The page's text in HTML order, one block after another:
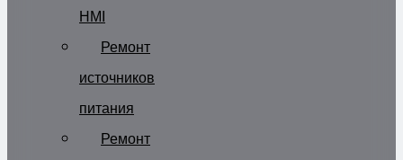
HMI
Ремонт
источников
питания
Ремонт